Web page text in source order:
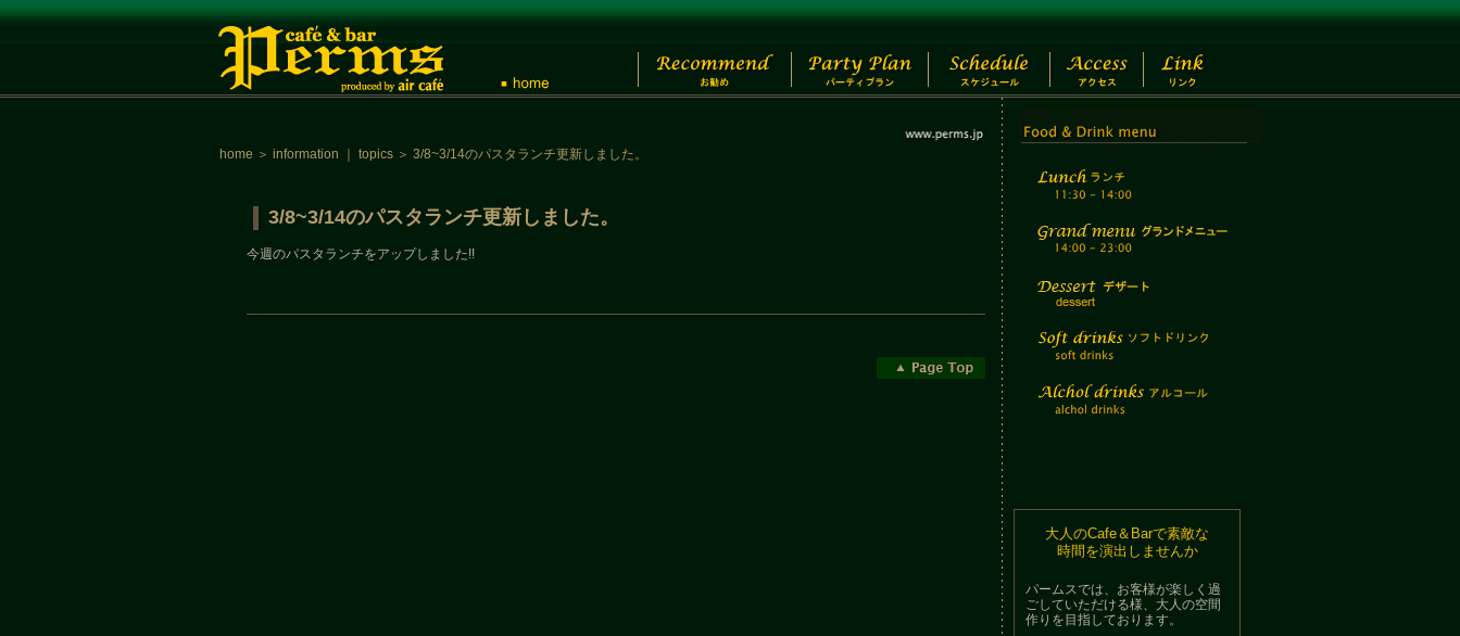
home ＞ information topics ＞ 3/8~3/14のパスタランチ更新しました。
3/8~3/14のパスタランチ更新しました。
今週のパスタランチをアップしました!!
大人のCafe＆Barで素敵な
時間を演出しませんか
パームスでは、お客様が楽しく過
ごしていただける様、大人の空間
作りを目指しております。